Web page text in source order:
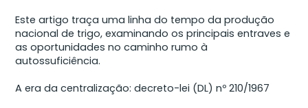
Este artigo traça uma linha do tempo da produção
nacional de trigo, examinando os principais entraves e
as oportunidades no caminho rumo à
autossuficiência.
A era da centralização: decreto-lei (DL) nº 210/1967